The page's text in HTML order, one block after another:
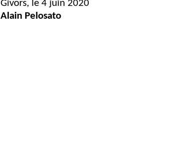
Givors, le 4 juin 2020
Alain Pelosato